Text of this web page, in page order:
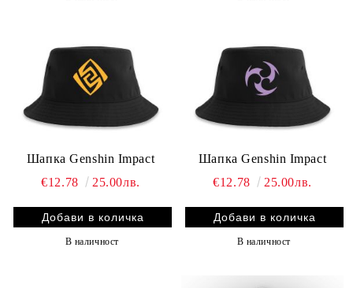
Шапка Genshin Impact
€12.78
25.00лв.
В наличност
Шапка Genshin Impact
€12.78
25.00лв.
В наличност